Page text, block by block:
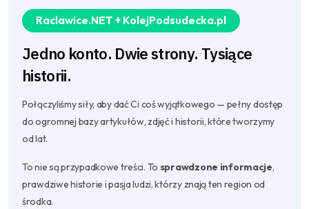
Raclawice.NET + KolejPodsudecka.pl
Jedno konto. Dwie strony. Tysiące
historii.
Połączyliśmy siły, aby dać Ci coś wyjątkowego — pełny dostęp
do ogromnej bazy artykułów, zdjęć i historii, które tworzymy
od lat.
To nie są przypadkowe treści. To sprawdzone informacje,
prawdziwe historie i pasja ludzi, którzy znają ten region od
środka.